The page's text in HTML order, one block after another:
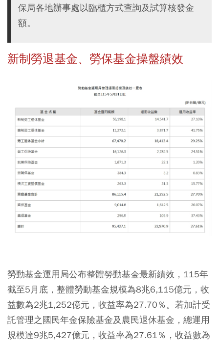
保局各地辦事處以臨櫃方式查詢及試算核發金
額。
新制勞退基金、勞保基金操盤績效
勞動基金運用局公布整體勞動基金最新績效，115年
截至5月底，整體勞動基金規模為8兆6,115億元，收
益數為2兆1,252億元，收益率為27.70％。若加計受
託管理之國民年金保險基金及農民退休基金，總運用
規模達9兆5,427億元，收益率為27.61％，收益數為